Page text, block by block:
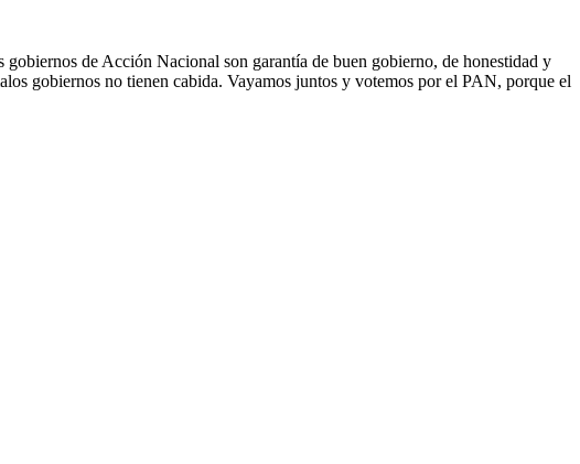
de Acción Nacional son garantía de buen gobierno, de honestidad y
gobiernos no tienen cabida. Vayamos juntos y votemos por el PAN, porque el